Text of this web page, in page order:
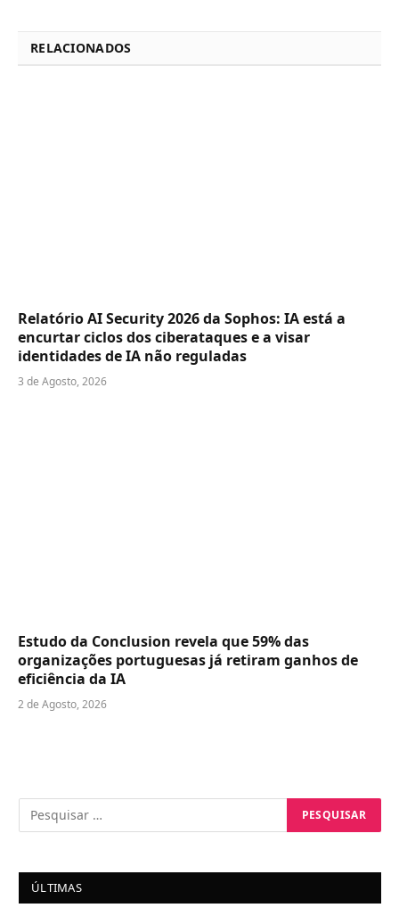
RELACIONADOS
Relatório AI Security 2026 da Sophos: IA está a
encurtar ciclos dos ciberataques e a visar
identidades de IA não reguladas
3 de Agosto, 2026
Estudo da Conclusion revela que 59% das
organizações portuguesas já retiram ganhos de
eficiência da IA
2 de Agosto, 2026
ÚLTIMAS